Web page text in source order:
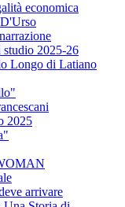
economica
2025-26
Longo di Latiano
2025
arrivare